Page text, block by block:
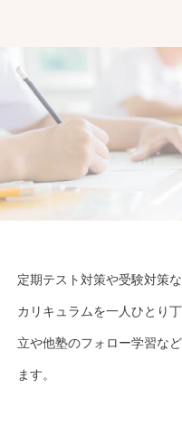
定期テスト対策や受験対策
カリキュラムを一人ひとり
立や他塾のフォロー学習な
ます。